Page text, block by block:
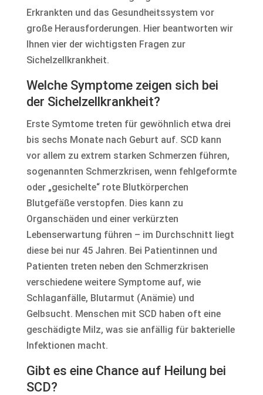
Erkrankten und das Gesundheitssystem vor
große Herausforderungen. Hier beantworten wir
Ihnen vier der wichtigsten Fragen zur
Sichelzellkrankheit.
Welche Symptome zeigen sich bei
der Sichelzellkrankheit?
Erste Symtome treten für gewöhnlich etwa drei
bis sechs Monate nach Geburt auf. SCD kann
vor allem zu extrem starken Schmerzen führen,
sogenannten Schmerzkrisen, wenn fehlgeformte
oder „gesichelte“ rote Blutkörperchen
Blutgefäße verstopfen. Dies kann zu
Organschäden und einer verkürzten
Lebenserwartung führen – im Durchschnitt liegt
diese bei nur 45 Jahren. Bei Patientinnen und
Patienten treten neben den Schmerzkrisen
verschiedene weitere Symptome auf, wie
Schlaganfälle, Blutarmut (Anämie) und
Gelbsucht. Menschen mit SCD haben oft eine
geschädigte Milz, was sie anfällig für bakterielle
Infektionen macht.
Gibt es eine Chance auf Heilung bei
SCD?